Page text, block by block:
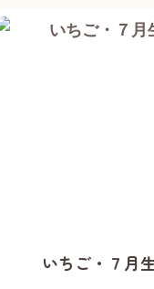
いちご・７月